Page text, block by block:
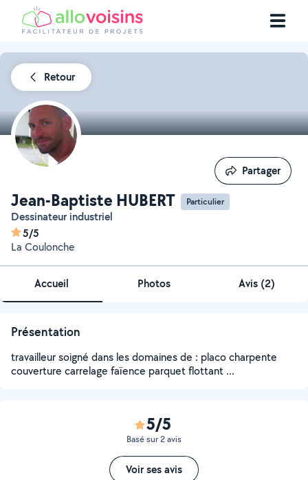
Retour
Jean-Baptiste HUBERT Particulier
Dessinateur industriel
5/5
La Coulonche
Partager
Partager
Accueil Photos Avis (2)
Présentation
travailleur soigné dans les domaines de : placo charpente
couverture carrelage faïence parquet flottant ...
5/5
Basé sur 2 avis
Voir ses avis